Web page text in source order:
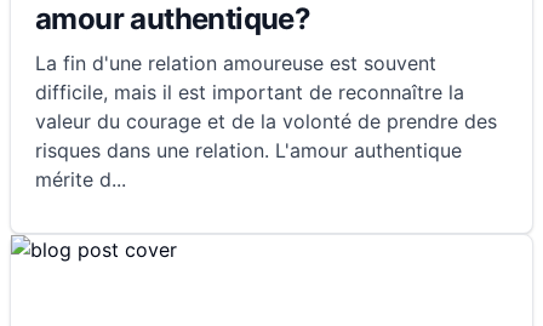
amour authentique?
La fin d'une relation amoureuse est souvent
difficile, mais il est important de reconnaître la
valeur du courage et de la volonté de prendre des
risques dans une relation. L'amour authentique
mérite d...